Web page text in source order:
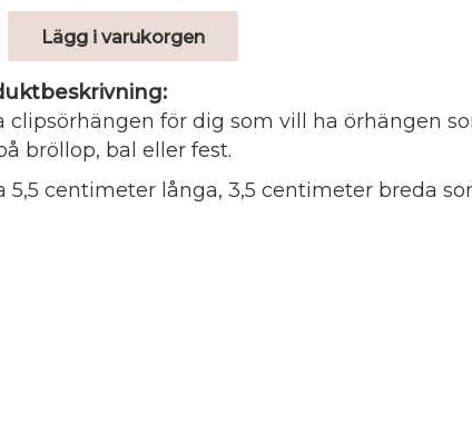
Lägg i varukorgen
clipsörhängen för dig som vill ha örhängen
bröllop, bal eller fest.
5,5 centimeter långa, 3,5 centimeter breda